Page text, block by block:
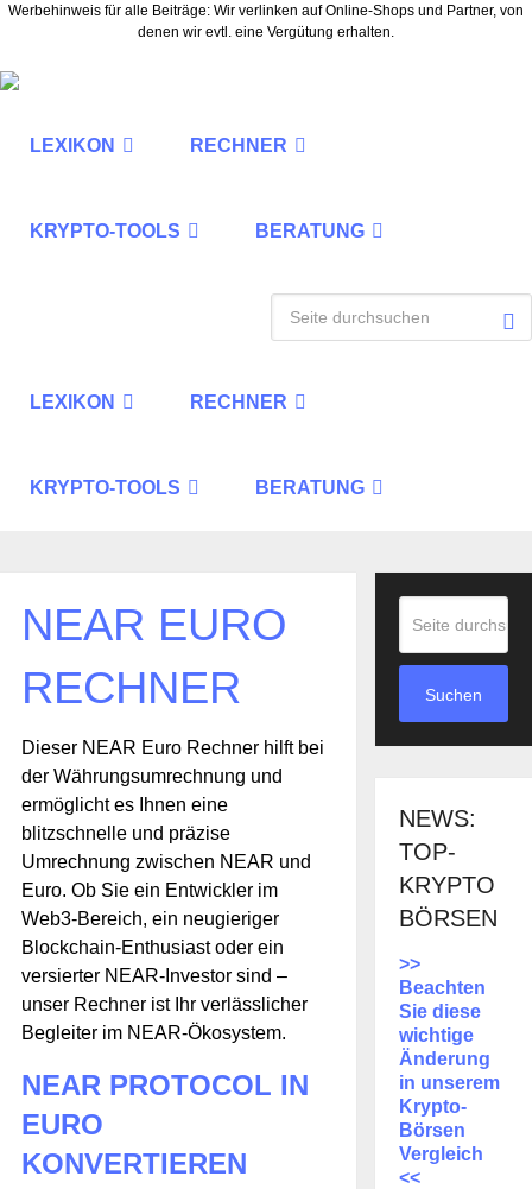
Werbehinweis für alle Beiträge: Wir verlinken auf Online-Shops und Partner, von
denen wir evtl. eine Vergütung erhalten.
LEXIKON RECHNER
KRYPTO-TOOLS BERATUNG
LEXIKON RECHNER
KRYPTO-TOOLS BERATUNG
NEAR EURO
RECHNER
Dieser NEAR Euro Rechner hilft bei
der Währungsumrechnung und
ermöglicht es Ihnen eine
blitzschnelle und präzise
Umrechnung zwischen NEAR und
Euro. Ob Sie ein Entwickler im
Web3-Bereich, ein neugieriger
Blockchain-Enthusiast oder ein
versierter NEAR-Investor sind –
unser Rechner ist Ihr verlässlicher
Begleiter im NEAR-Ökosystem.
NEAR PROTOCOL IN
EURO
KONVERTIEREN
Suchen
NEWS:
TOP-
KRYPTO
BÖRSEN
>>
Beachten
Sie diese
wichtige
Änderung
in unserem
Krypto-
Börsen
Vergleich
<<